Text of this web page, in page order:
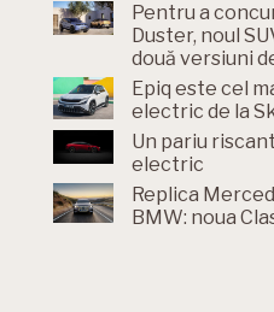
Pentru a
Duster, noul
două versiuni
Epiq este cel
electric de la
Un pariu
electric
Replica
BMW: noua